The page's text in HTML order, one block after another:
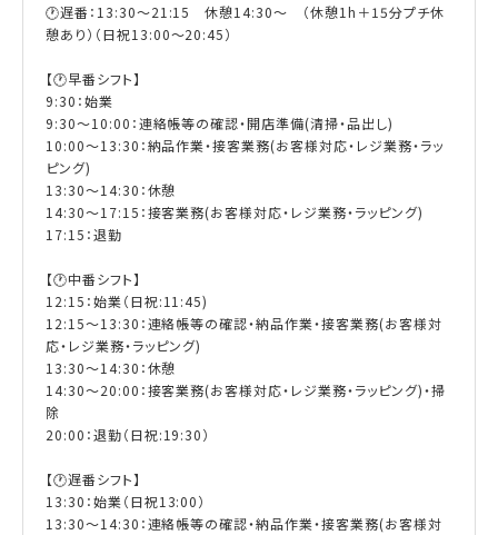
🕐遅番：13:30～21:15 休憩14:30～ （休憩1h＋15分プチ休
憩あり）（日祝13:00～20:45）
【🕐早番シフト】
9:30：始業
9:30〜10:00：連絡帳等の確認・開店準備(清掃・品出し)
10:00〜13:30：納品作業・接客業務(お客様対応・レジ業務・ラッ
ピング)
13:30〜14:30：休憩
14:30〜17:15：接客業務(お客様対応・レジ業務・ラッピング)
17:15：退勤
【🕐中番シフト】
12:15：始業（日祝:11:45)
12:15～13:30：連絡帳等の確認・納品作業・接客業務(お客様対
応・レジ業務・ラッピング)
13:30〜14:30：休憩
14:30～20:00：接客業務(お客様対応・レジ業務・ラッピング)・掃
除
20:00：退勤（日祝:19:30）
【🕐遅番シフト】
13:30：始業（日祝13:00）
13:30～14:30：連絡帳等の確認・納品作業・接客業務(お客様対